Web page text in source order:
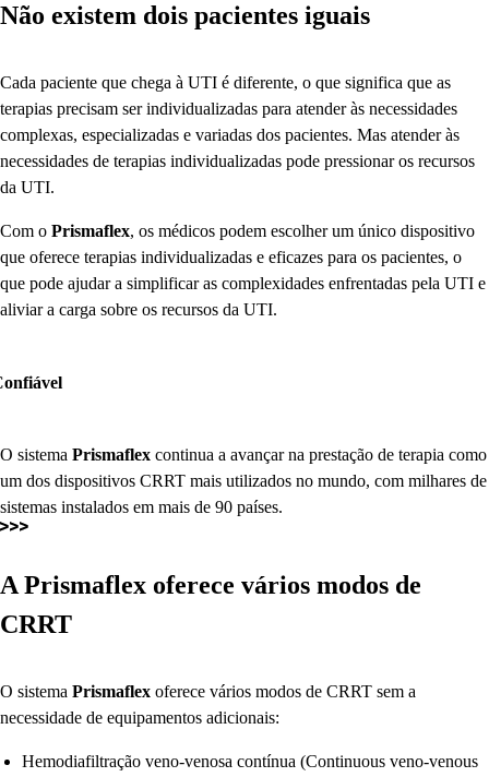
Não existem dois pacientes iguais
Cada paciente que chega à UTI é diferente, o que significa que as
terapias precisam ser individualizadas para atender às necessidades
complexas, especializadas e variadas dos pacientes. Mas atender às
necessidades de terapias individualizadas pode pressionar os recursos
da UTI.
Com o Prismaflex, os médicos podem escolher um único dispositivo
que oferece terapias individualizadas e eficazes para os pacientes, o
que pode ajudar a simplificar as complexidades enfrentadas pela UTI e
aliviar a carga sobre os recursos da UTI.
O sistema Prismaflex continua a avançar na prestação de terapia como
um dos dispositivos CRRT mais utilizados no mundo, com milhares de
sistemas instalados em mais de 90 países.
A Prismaflex oferece vários modos de
CRRT
O sistema Prismaflex oferece vários modos de CRRT sem a
necessidade de equipamentos adicionais:
Hemodiafiltração veno-venosa contínua (Continuous veno-venous